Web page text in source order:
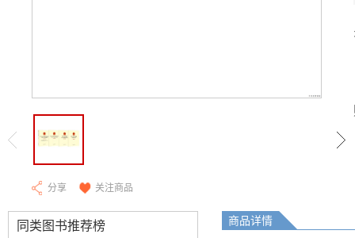
分享 关注商品
同类图书推荐榜
商品详情